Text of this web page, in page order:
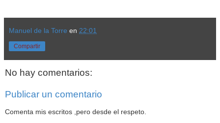
Manuel de la Torre en 22:01
Compartir
No hay comentarios:
Publicar un comentario
Comenta mis escritos ,pero desde el respeto.